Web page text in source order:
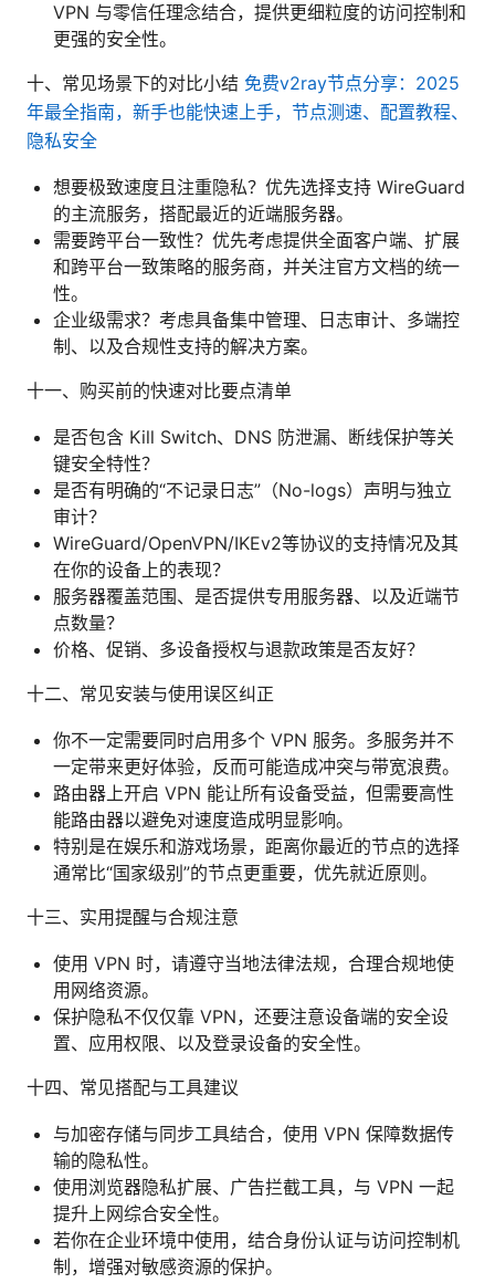
VPN 与零信任理念结合，提供更细粒度的访问控制和
更强的安全性。
十、常见场景下的对比小结 免费v2ray节点分享：2025
年最全指南，新手也能快速上手，节点测速、配置教程、
隐私安全
想要极致速度且注重隐私？优先选择支持 WireGuard
的主流服务，搭配最近的近端服务器。
需要跨平台一致性？优先考虑提供全面客户端、扩展
和跨平台一致策略的服务商，并关注官方文档的统一
性。
企业级需求？考虑具备集中管理、日志审计、多端控
制、以及合规性支持的解决方案。
十一、购买前的快速对比要点清单
是否包含 Kill Switch、DNS 防泄漏、断线保护等关
键安全特性？
是否有明确的“不记录日志”（No-logs）声明与独立
审计？
WireGuard/OpenVPN/IKEv2等协议的支持情况及其
在你的设备上的表现？
服务器覆盖范围、是否提供专用服务器、以及近端节
点数量？
价格、促销、多设备授权与退款政策是否友好？
十二、常见安装与使用误区纠正
你不一定需要同时启用多个 VPN 服务。多服务并不
一定带来更好体验，反而可能造成冲突与带宽浪费。
路由器上开启 VPN 能让所有设备受益，但需要高性
能路由器以避免对速度造成明显影响。
特别是在娱乐和游戏场景，距离你最近的节点的选择
通常比“国家级别”的节点更重要，优先就近原则。
十三、实用提醒与合规注意
使用 VPN 时，请遵守当地法律法规，合理合规地使
用网络资源。
保护隐私不仅仅靠 VPN，还要注意设备端的安全设
置、应用权限、以及登录设备的安全性。
十四、常见搭配与工具建议
与加密存储与同步工具结合，使用 VPN 保障数据传
输的隐私性。
使用浏览器隐私扩展、广告拦截工具，与 VPN 一起
提升上网综合安全性。
若你在企业环境中使用，结合身份认证与访问控制机
制，增强对敏感资源的保护。